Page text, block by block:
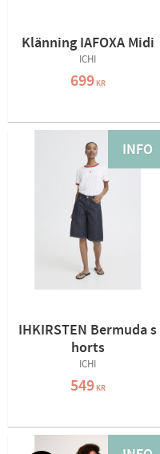
Klänning IAFOXA Midi
ICHI
699KR
IHKIRSTEN Bermuda s
horts
ICHI
549KR
INFO